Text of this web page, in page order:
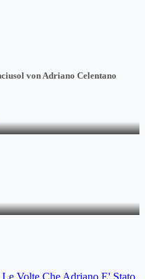
von Adriano Celentano